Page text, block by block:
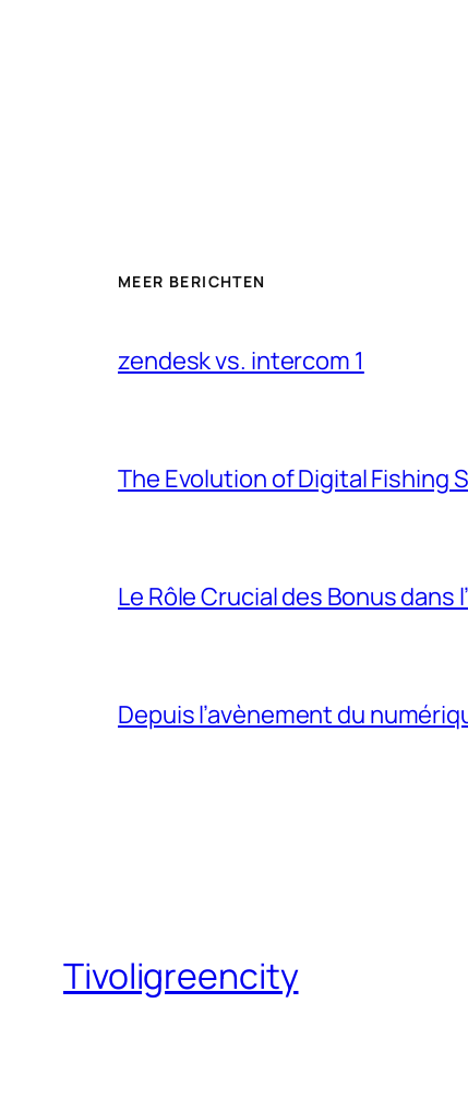
MEER BERICHTEN
zendesk vs. intercom 1
The Evolution of Digital
Le Rôle Crucial des Bonus
Depuis l’avènement du
Tivoligreencity